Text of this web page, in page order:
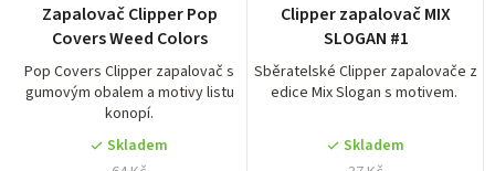
Zapalovač Clipper Pop
Covers Weed Colors
Pop Covers Clipper zapalovač s
gumovým obalem a motivy listu
konopí.
Skladem
Clipper zapalovač MIX
SLOGAN #1
Sběratelské Clipper zapalovače z
edice Mix Slogan s motivem.
Skladem